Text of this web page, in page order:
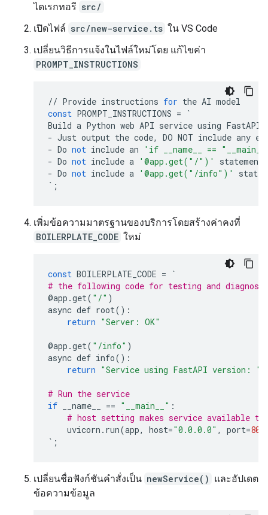
ไดเรกทอรี src/
เปิดไฟล์ src/new-service.ts ใน VS Code
เปลี่ยนวิธีการแจ้งในไฟล์ใหม่โดย แก้ไขค่า
PROMPT_INSTRUCTIONS
// Provide instructions for the AI model
const PROMPT_INSTRUCTIONS =
`
Build a Python web API service using FastAPI
- Just output the code, DO NOT include any
- Do not include an
'if __name__ ==
- Do not include a '@app.get("/")'
statement
- Do not include a '@app.get("/info")'
` ;
เพิ่มข้อความมาตรฐานของบริการโดยสร้างค่าคงที่
BOILERPLATE_CODE ใหม่
const BOILERPLATE_CODE =
`
# the following code for testing and
@app .get( "/" )
async def root():
return "Server: OK"
@app .get( "/info" )
async def info():
return "Service using FastAPI version: "
# Run the service
if
__name__ == "__main__" :
# host setting makes service available to
uvicorn . run(app, host="0.0.0.0" , port=
` ;
เปลี่ยนชื่อฟังก์ชันคำสั่งเป็น newService() และอัปเดต
ข้อความข้อมูล